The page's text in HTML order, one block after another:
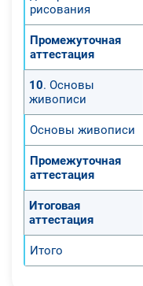
рисования
Промежуточная
аттестация
10. Основы
живописи
Основы живописи
Промежуточная
аттестация
Итоговая
аттестация
Итого